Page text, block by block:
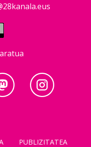
PUBLIZITATEA